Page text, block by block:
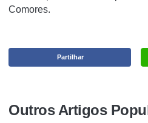
Comores.
Partilhar
Outros Artigos